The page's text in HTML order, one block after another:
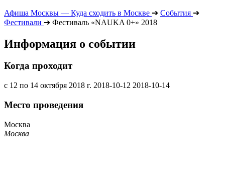
Афиша Москвы — Куда сходить в Москве ➔ События ➔
Фестивали ➔ Фестиваль «NAUKA 0+» 2018
Информация о событии
Когда проходит
с 12 по 14 октября 2018 г. 2018-10-12 2018-10-14
Место проведения
Москва
Москва